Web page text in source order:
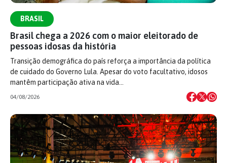
BRASIL
Brasil chega a 2026 com o maior eleitorado de
pessoas idosas da história
Transição demográfica do país reforça a importância da política
de cuidado do Governo Lula. Apesar do voto facultativo, idosos
mantêm participação ativa na vida…
04/08/2026